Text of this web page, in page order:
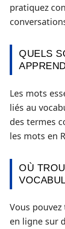
pratiquez
QUELS
Les mots
liés au
des termes
les mots en
OÙ
Vous
en ligne sur